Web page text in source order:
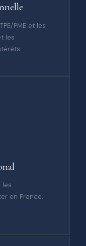
PME et les
les
les
en France,